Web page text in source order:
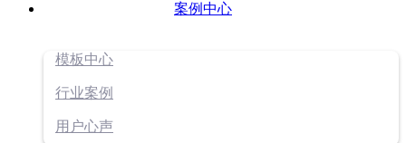
案例中心
模板中心
行业案例
用户心声